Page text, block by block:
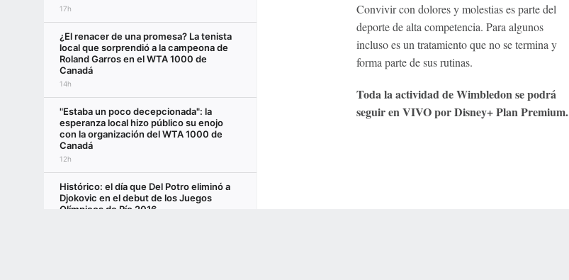
17h
¿El renacer de una promesa? La tenista
local que sorprendió a la campeona de
Roland Garros en el WTA 1000 de
Canadá
14h
"Estaba un poco decepcionada": la
esperanza local hizo público su enojo
con la organización del WTA 1000 de
Canadá
12h
Histórico: el día que Del Potro eliminó a
Djokovic en el debut de los Juegos
Olímpicos de Río 2016
Convivir con dolores y molestias es parte del
deporte de alta competencia. Para algunos
incluso es un tratamiento que no se termina y
forma parte de sus rutinas.
Toda la actividad de Wimbledon se podrá
seguir en VIVO por Disney+ Plan Premium.